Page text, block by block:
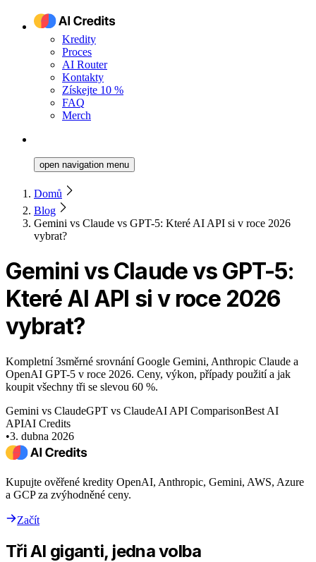
Kredity
Proces
AI Router
Kontakty
Získejte 10 %
FAQ
Merch
open navigation menu
Domů
Blog
Gemini vs Claude vs GPT-5: Které AI API si v roce 2026
vybrat?
Gemini vs Claude vs GPT-5:
Které AI API si v roce 2026
vybrat?
Kompletní 3směrné srovnání Google Gemini, Anthropic Claude a
OpenAI GPT-5 v roce 2026. Ceny, výkon, případy použití a jak
koupit všechny tři se slevou 60 %.
Gemini vs ClaudeGPT vs ClaudeAI API ComparisonBest AI
APIAI Credits
•3. dubna 2026
Kupujte ověřené kredity OpenAI, Anthropic, Gemini, AWS, Azure
a GCP za zvýhodněné ceny.
Začít
Tři AI giganti, jedna volba